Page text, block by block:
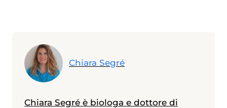
Chiara Segré
Chiara Segré è biologa e dottore di